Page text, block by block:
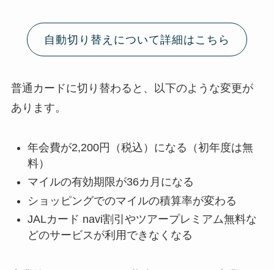
自動切り替えについて詳細はこちら
普通カードに切り替わると、以下のような変更が
あります。
年会費が2,200円（税込）になる（初年度は無
料）
マイルの有効期限が36カ月になる
ショッピングでのマイルの積算率が変わる
JALカード navi割引やツアープレミアム無料な
どのサービスが利用できなくなる